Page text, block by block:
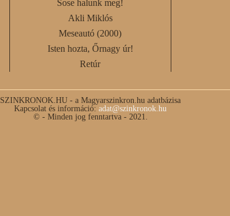
Sose halunk meg!
Akli Miklós
Meseautó (2000)
Isten hozta, Őrnagy úr!
Retúr
SZINKRONOK.HU - a Magyarszinkron.hu adatbázisa
Kapcsolat és információ: adat@szinkronok.hu
© - Minden jog fenntartva - 2021.